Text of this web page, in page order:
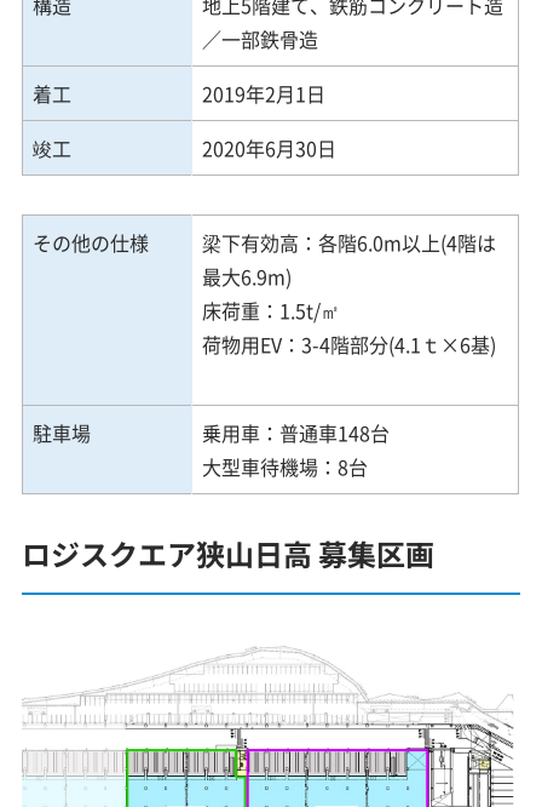
／一部鉄骨造
着工
2019年2月1日
竣工
2020年6月30日
その他の仕様
梁下有効高：各階6.0m以上(4階は
最大6.9m)
床荷重：1.5t/㎡
荷物用EV：3-4階部分(4.1ｔ×6基)
駐車場
乗用車：普通車148台
大型車待機場：8台
ロジスクエア狭山日高 募集区画